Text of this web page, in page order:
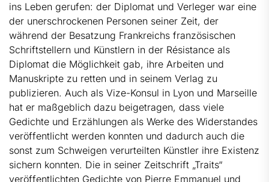
ins Leben gerufen: der Diplomat und Verleger war eine
der unerschrockenen Personen seiner Zeit, der
während der Besatzung Frankreichs französischen
Schriftstellern und Künstlern in der Résistance als
Diplomat die Möglichkeit gab, ihre Arbeiten und
Manuskripte zu retten und in seinem Verlag zu
publizieren. Auch als Vize-Konsul in Lyon und Marseille
hat er maßgeblich dazu beigetragen, dass viele
Gedichte und Erzählungen als Werke des Widerstandes
veröffentlicht werden konnten und dadurch auch die
sonst zum Schweigen verurteilten Künstler ihre Existenz
sichern konnten. Die in seiner Zeitschrift „Traits“
veröffentlichten Gedichte von Pierre Emmanuel und